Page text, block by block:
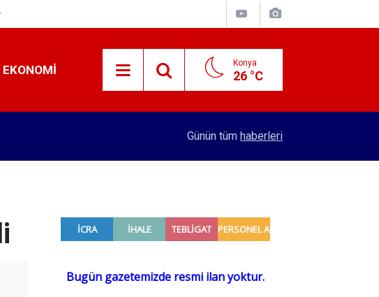
EKONOMI Konya
26 °C
Konyalı patron 70 bin TL maaşla personel
Günün tüm haberleri